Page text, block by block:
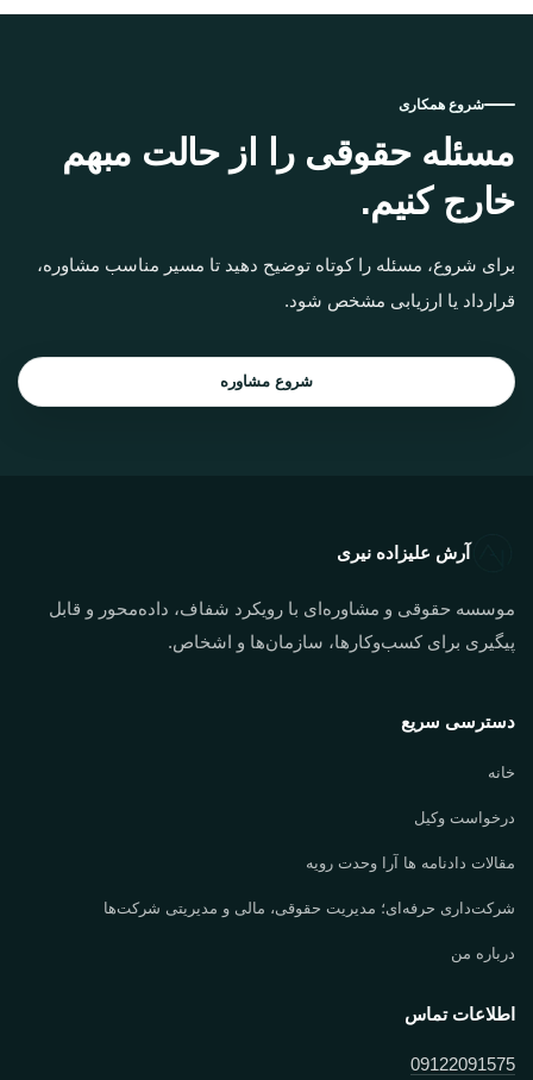
شروع همکاری
مسئله حقوقی را از حالت مبهم
خارج کنیم.
برای شروع، مسئله را کوتاه توضیح دهید تا مسیر مناسب مشاوره،
قرارداد یا ارزیابی مشخص شود.
شروع مشاوره
آرش علیزاده نیری
موسسه حقوقی و مشاوره‌ای با رویکرد شفاف، داده‌محور و قابل
پیگیری برای کسب‌وکارها، سازمان‌ها و اشخاص.
دسترسی سریع
خانه
درخواست وکیل
مقالات دادنامه ها آرا وحدت رویه
شرکت‌داری حرفه‌ای؛ مدیریت حقوقی، مالی و مدیریتی شرکت‌ها
درباره من
اطلاعات تماس
09122091575